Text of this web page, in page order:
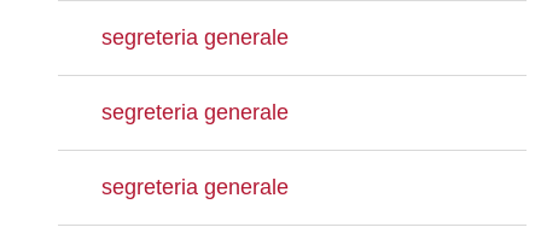
segreteria generale
segreteria generale
segreteria generale